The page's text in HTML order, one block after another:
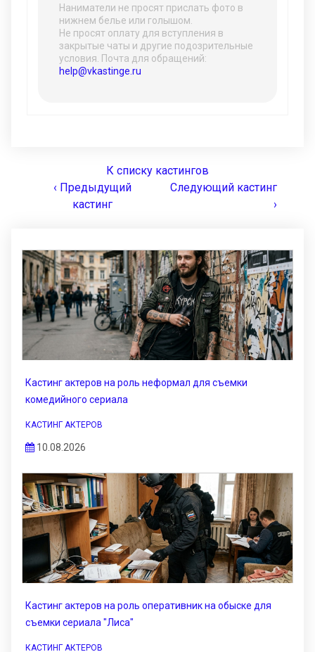
Наниматели не просят прислать фото в
нижнем белье или голышом.
Не просят оплату для вступления в
закрытые чаты и другие подозрительные
условия. Почта для обращений:
help@vkastinge.ru
К списку кастингов
‹ Предыдущий
кастинг
Следующий кастинг
›
Кастинг актеров на роль неформал для съемки
комедийного сериала
КАСТИНГ АКТЕРОВ
10.08.2026
Кастинг актеров на роль оперативник на обыске для
съемки сериала "Лиса"
КАСТИНГ АКТЕРОВ